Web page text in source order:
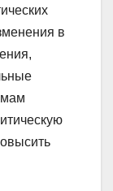
в